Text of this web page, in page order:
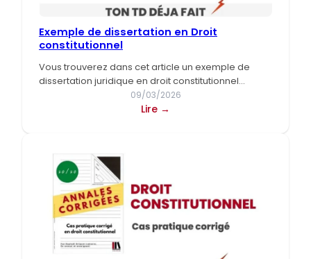
Exemple de dissertation en Droit
constitutionnel
Vous trouverez dans cet article un exemple de
dissertation juridique en droit constitutionnel
intégralement rédigée. Il s’agit d’une…
09/03/2026
Lire →
Droit
constitutionnel